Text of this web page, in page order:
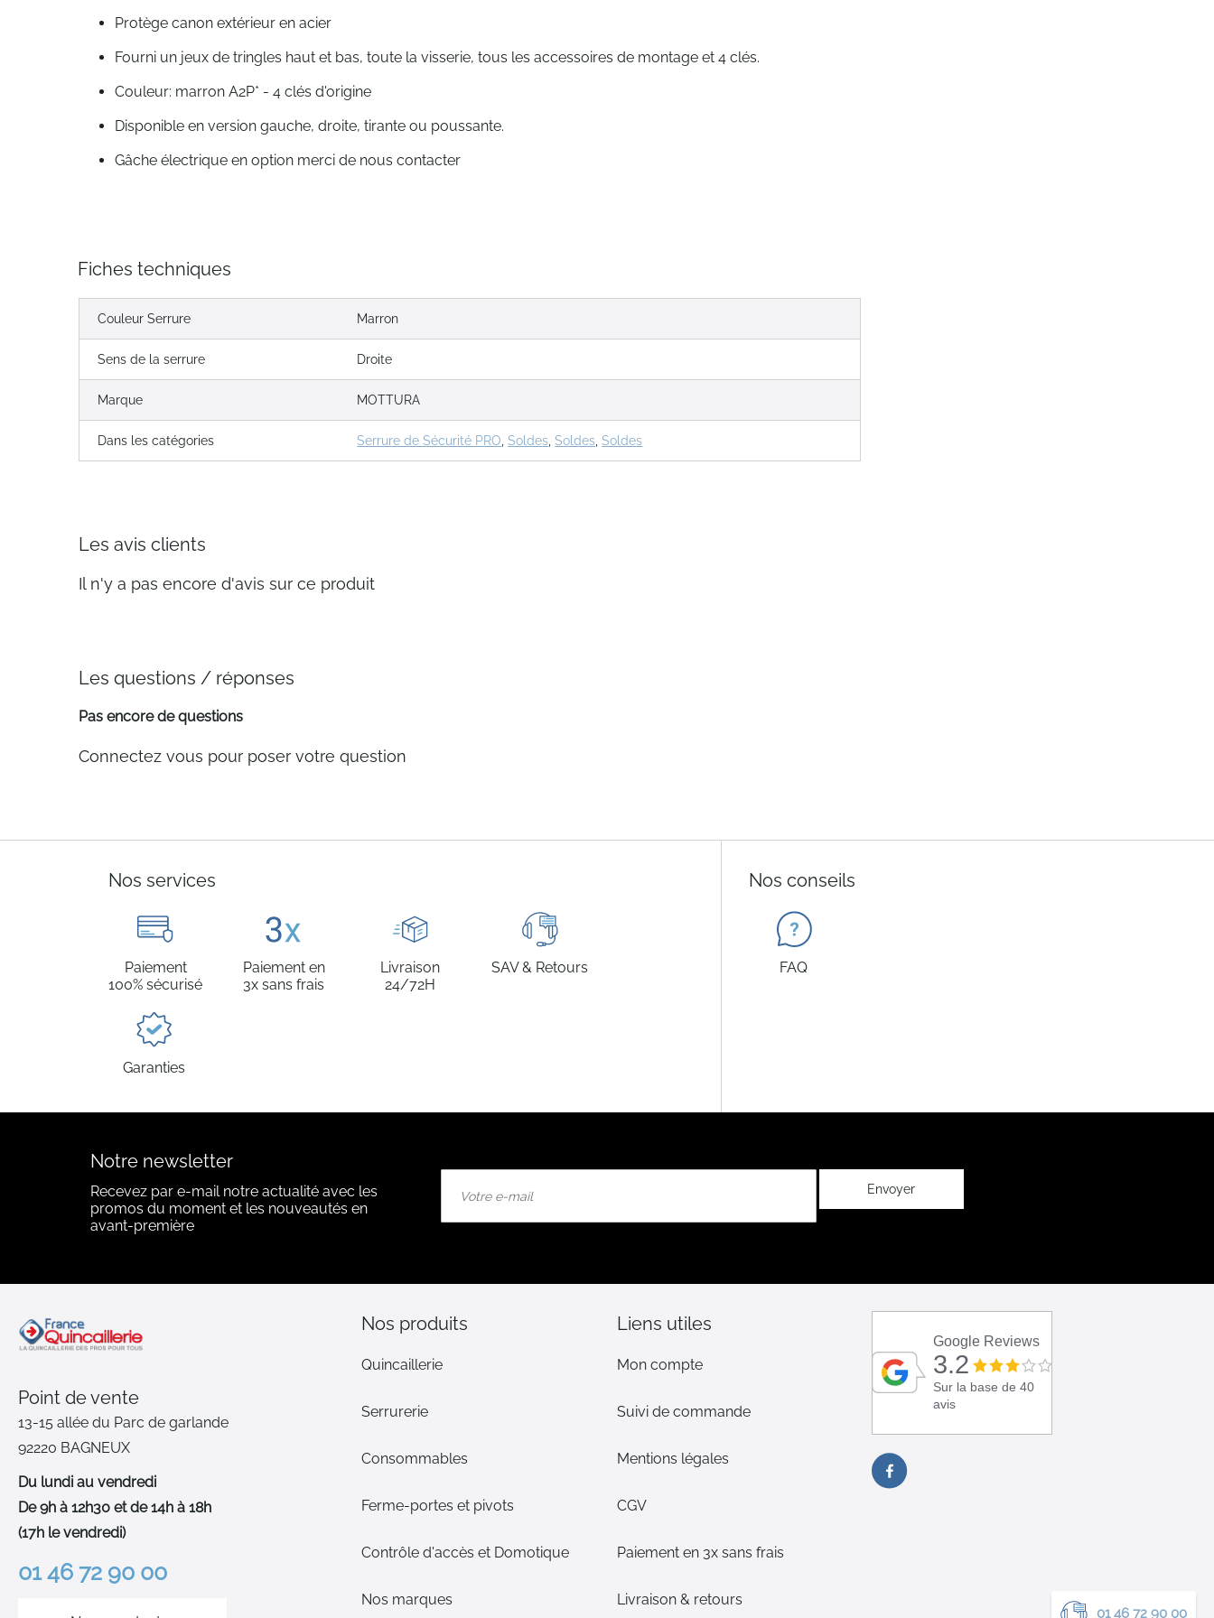
Protège canon extérieur en acier
Fourni un jeux de tringles haut et bas, toute la visserie, tous les accessoires de montage et 4 clés.
Couleur: marron A2P* - 4 clés d'origine
Disponible en version gauche, droite, tirante ou poussante.
Gâche électrique en option merci de nous contacter
Fiches techniques
Couleur Serrure Marron
Sens de la serrure Droite
Marque MOTTURA
Dans les catégories Serrure de Sécurité PRO ,Soldes ,Soldes ,Soldes
Les avis clients
Il n'y a pas encore d'avis sur ce produit
Les questions / réponses
Pas encore de questions
Connectez vous pour poser votre question
01 46 72 90 00
Nos services
Paiement
100% sécurisé
Paiement en
3x sans frais
Livraison
24/72H
SAV & Retours
Garanties
Nos conseils
FAQ
Notre newsletter
Recevez par e-mail notre actualité avec les
promos du moment et les nouveautés en
avant-première
notre
:
Envoyer
Point de vente
13-15 allée du Parc de garlande
92220 BAGNEUX
Du lundi au vendredi
De 9h à 12h30 et de 14h à 18h
(17h le vendredi)
01 46 72 90 00
Nos produits
Quincaillerie
Serrurerie
Consommables
Ferme-portes et pivots
Contrôle d'accès et Domotique
Nos marques
Liens utiles
Mon compte
Suivi de commande
Mentions légales
CGV
Paiement en 3x sans frais
Livraison & retours
Google Reviews
3.2
Sur la base de 40
avis